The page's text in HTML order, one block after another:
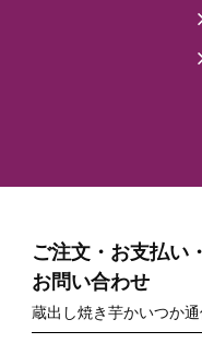
ご注文・お支払い
お問い合わせ
蔵出し焼き芋かいつか